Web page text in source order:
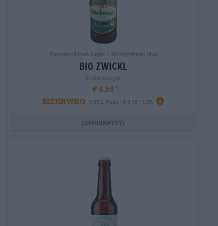
Kansainvälinen Lager | Monijyväinen olut
bio zwickl
Schladminger
€ 4,59
MEHRWEG
0,50 L Pullo - € 9,18 / LTR
Loppuunmyyty